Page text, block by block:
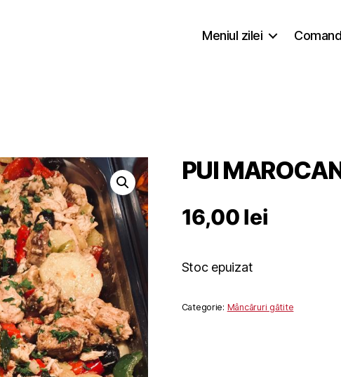
Meniul zilei
PUI
16,00lei
Stoc epuizat
Categorie: Mâncăruri gătite